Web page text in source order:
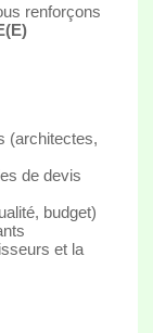
renforçons
(architectes,
de devis
budget)
et la